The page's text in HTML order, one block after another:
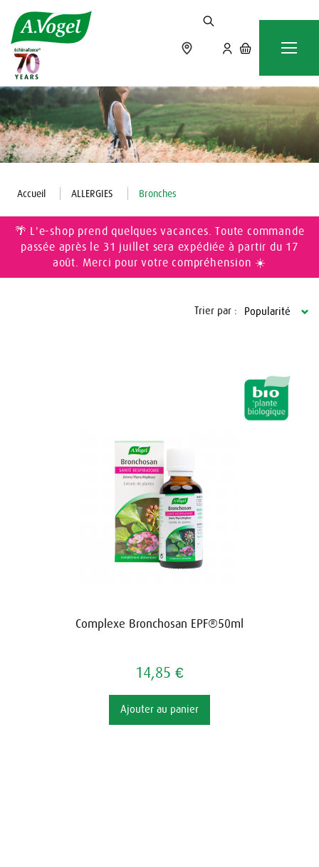
Accueil ALLERGIES Bronches
🌴 L'e-shop prend quelques vacances. Toute commande
passée après le 31 juillet sera expédiée à partir du 17
août. Merci pour votre compréhension ☀️
Popularité
Trier par :
Complexe Bronchosan EPF®50ml
14,85 €
Ajouter au panier